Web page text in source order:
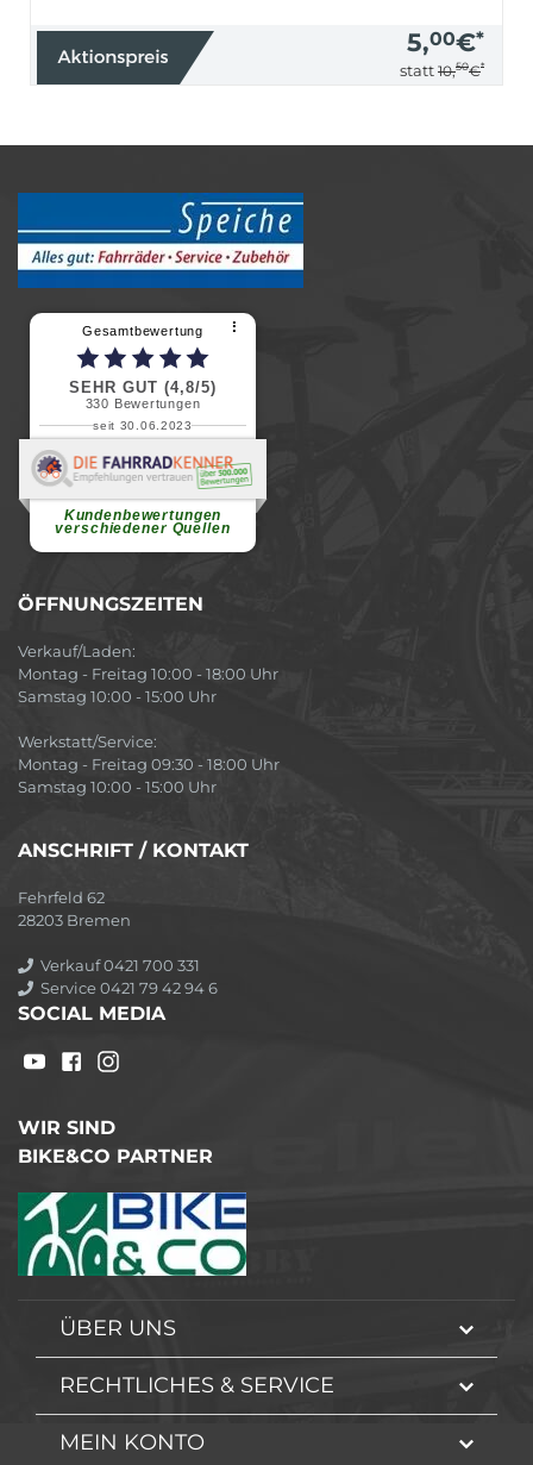
5,00€*
statt 10,50€*
Gesamtbewertung ⠇
SEHR GUT (4,8/5)
330 Bewertungen
seit 30.06.2023
Kundenbewertungen
verschiedener Quellen
Renate H.
Vielen Dank für ein herzliches
ÖFFNUNGSZEITEN
Verkauf/Laden:
Montag - Freitag 10:00 - 18:00 Uhr
Samstag 10:00 - 15:00 Uhr
Werkstatt/Service:
Montag - Freitag 09:30 - 18:00 Uhr
Samstag 10:00 - 15:00 Uhr
ANSCHRIFT / KONTAKT
Fehrfeld 62
28203 Bremen
Verkauf 0421 700 331
Service 0421 79 42 94 6
SOCIAL MEDIA
WIR SIND
BIKE&CO PARTNER
ÜBER UNS
RECHTLICHES & SERVICE
MEIN KONTO